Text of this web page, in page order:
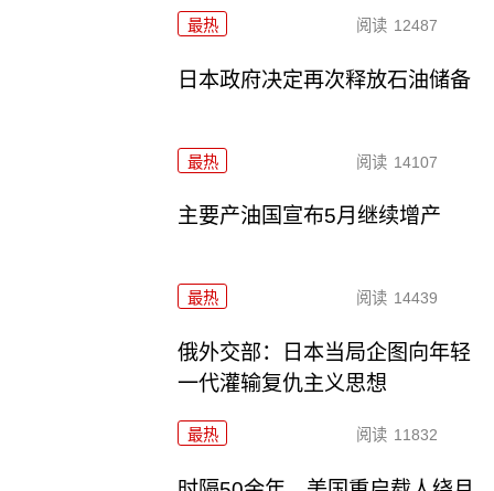
最热 阅读 12487
日本政府决定再次释放石油储备
最热 阅读 14107
主要产油国宣布5月继续增产
最热 阅读 14439
俄外交部：日本当局企图向年轻
一代灌输复仇主义思想
最热 阅读 11832